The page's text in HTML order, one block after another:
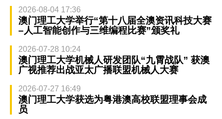
2026-08-04 17:36
澳门理工大学举行“第十八届全澳资讯科技大赛
–人工智能创作与三维编程比赛”颁奖礼
2026-07-28 10:24
澳门理工大学机械人研发团队“九霄战队” 获澳
广视推荐出战亚太广播联盟机械人大赛
2026-07-27 16:49
澳门理工大学获选为粤港澳高校联盟理事会成
员